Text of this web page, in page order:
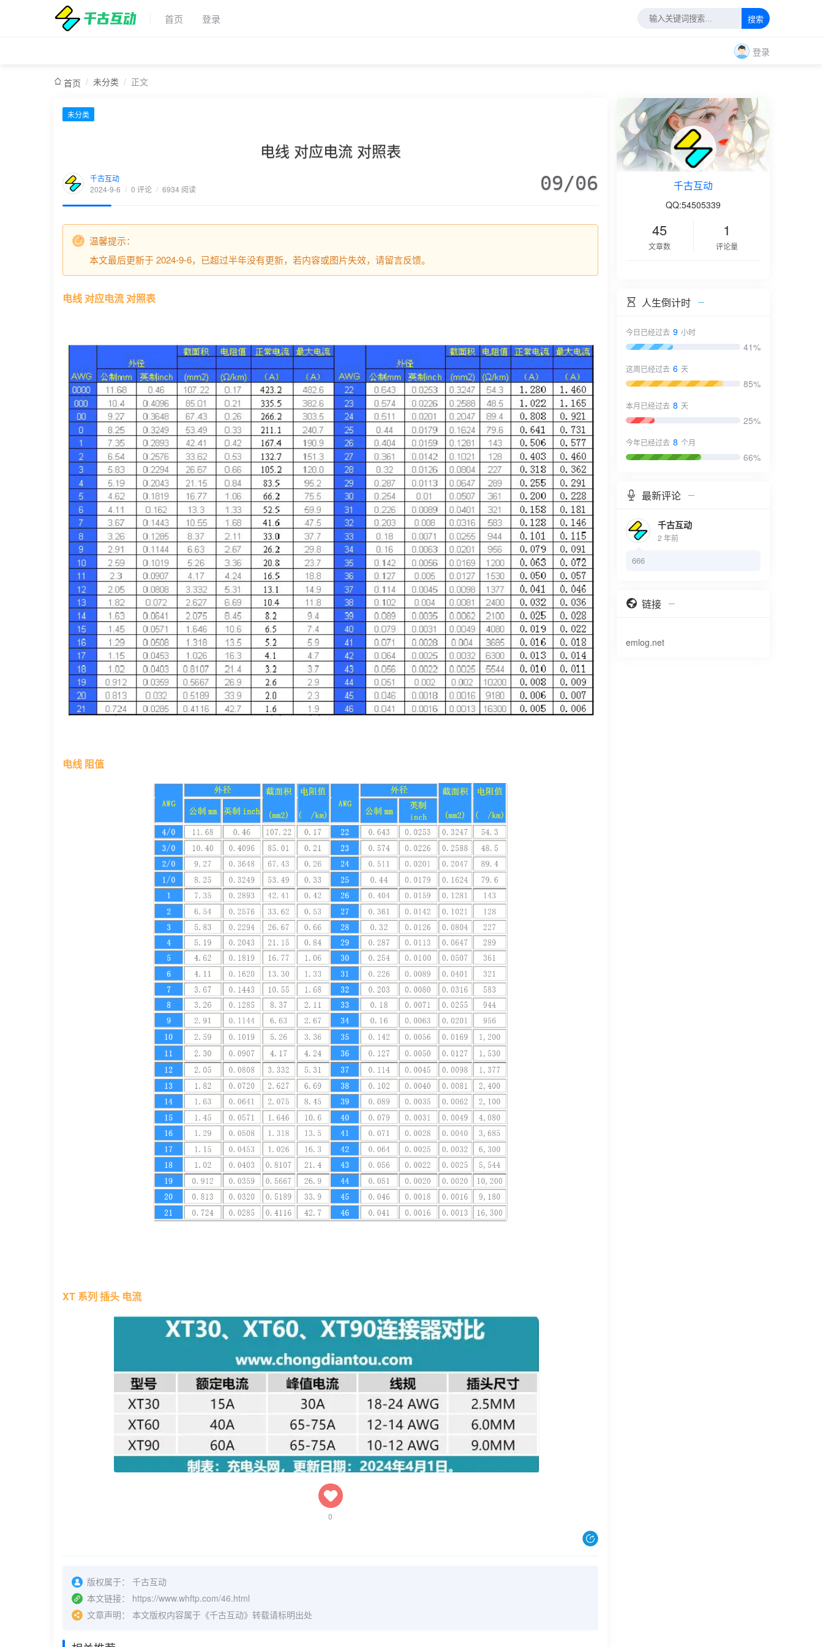
首页 登录 搜索
登录
首页 / 未分类 / 正文
未分类
电线 对应电流 对照表
千古互动
2024-9-6 / 0 评论 / 6934 阅读 09/06
温馨提示：
本文最后更新于 2024-9-6，已超过半年没有更新，若内容或图片失效，请留言反馈。
电线 对应电流 对照表
电线 阻值
XT 系列 插头 电流
0
版权属于：
千古互动
本文链接：
https://www.whftp.com/46.html
文章声明：
本文版权内容属于《千古互动》转载请标明出处
千古互动
QQ:54505339
45
文章数
1
评论量
人生倒计时
今日已经过去 9 小时
41%
这周已经过去 6 天
85%
本月已经过去 8 天
25%
今年已经过去 8 个月
66%
最新评论
千古互动
2 年前
666
链接
emlog.net